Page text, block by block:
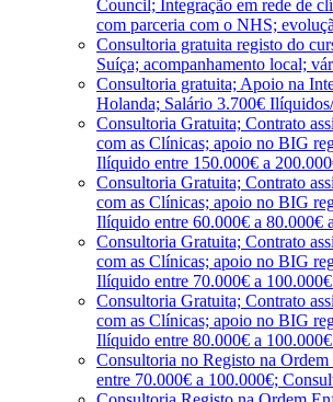
Council; Integração em rede de
com parceria com o NHS;
Consultoria gratuita registo do
Suíça; acompanhamento local;
Consultoria gratuita; Apoio na
Holanda; Salário 3.700€
Consultoria Gratuita; Contrato
com as Clínicas; apoio no BIG
Ilíquido entre 150.000€ a
Consultoria Gratuita; Contrato
com as Clínicas; apoio no BIG
Ilíquido entre 60.000€ a 80.000€
Consultoria Gratuita; Contrato
com as Clínicas; apoio no BIG
Ilíquido entre 70.000€ a
Consultoria Gratuita; Contrato
com as Clínicas; apoio no BIG
Ilíquido entre 80.000€ a
Consultoria no Registo na
entre 70.000€ a 100.000€;